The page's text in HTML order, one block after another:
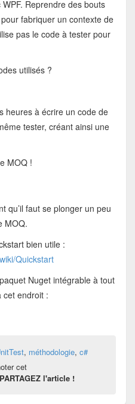
Reprendre des bouts
fabriquer un contexte de
pas le code à tester pour
utilisés ?
heures à écrire un code de
tester, créant ainsi une
MOQ !
qu’il faut se plonger un peu
MOQ.
bien utile :
Quickstart
Nuget intégrable à tout
cet endroit :
, méthodologie, c#
cet
PARTAGEZ l'article !